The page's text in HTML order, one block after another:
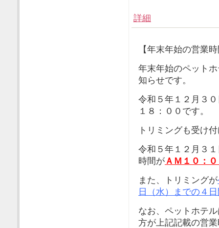
詳細
【年末年始の営業
年末年始のペット
知らせです。
令和５年１２月３
１８：００です。
トリミングも受け
令和５年１２月３
時間がＡＭ１０：
また、トリミングが
日（水）までの４
なお、ペットホテ
方が上記記載の営